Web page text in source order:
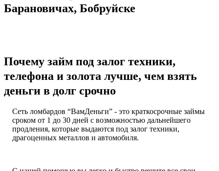
Барановичах, Бобруйске
Почему займ под залог техники,
телефона и золота лучше, чем взять
деньги в долг срочно
Сеть ломбардов “ВамДеньги” - это краткосрочные займы
сроком от 1 до 30 дней с возможностью дальнейшего
продления, которые выдаются под залог техники,
драгоценных металлов и автомобиля.